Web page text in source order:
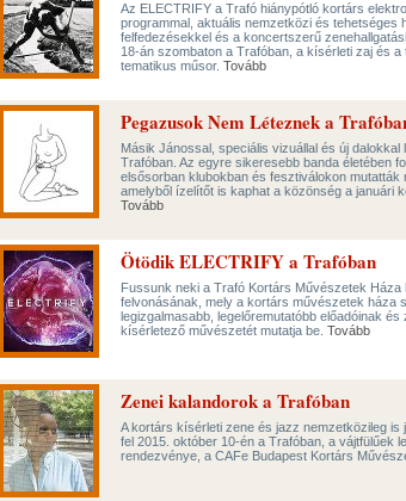
Az ELECTRIFY a Trafó hiánypótló kortárs
programmal, aktuális nemzetközi és
felfedezésekkel és a koncertszerű
18-án szombaton a Trafóban, a kísérleti zaj és
tematikus műsor. Tovább
Pegazusok Nem Léteznek a
Másik Jánossal, speciális vizuállal és új
Trafóban. Az egyre sikeresebb banda életében
elsősorban klubokban és fesztiválokon mutatták
amelyből ízelítőt is kaphat a közönség a januári
Tovább
Ötödik ELECTRIFY a Trafóban
Fussunk neki a Trafó Kortárs Művészetek
felvonásának, mely a kortárs művészetek háza
legizgalmasabb, legelőremutatóbb előadóinak
kísérletező művészetét mutatja be. Tovább
Zenei kalandorok a Trafóban
A kortárs kísérleti zene és jazz nemzetközileg
fel 2015. október 10-én a Trafóban, a vájtfülűek
rendezvénye, a CAFe Budapest Kortárs